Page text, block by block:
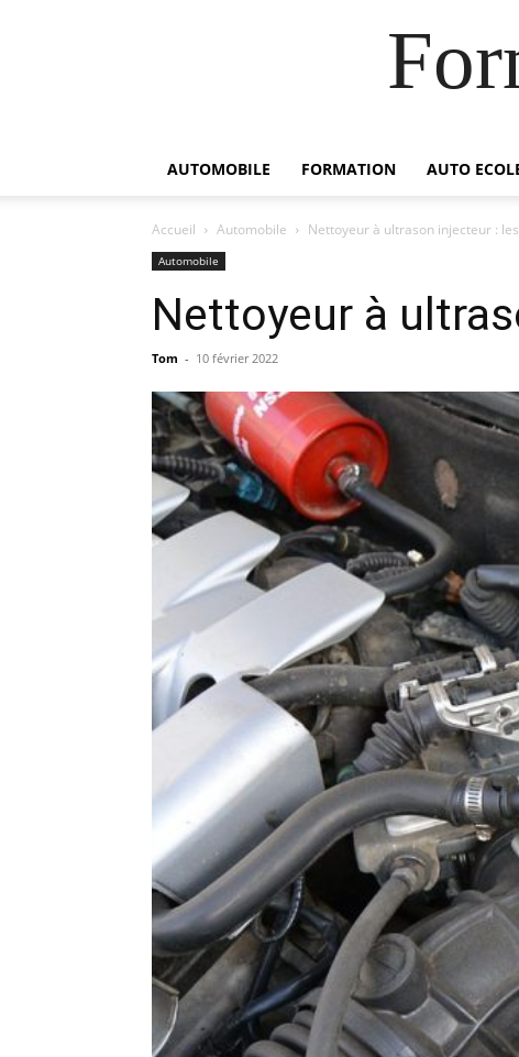
AUTOMOBILE FORMATION AUTO
Accueil Automobile Nettoyeur à ultrason injecteur :
Automobile
Nettoyeur à
Tom - 10 février 2022